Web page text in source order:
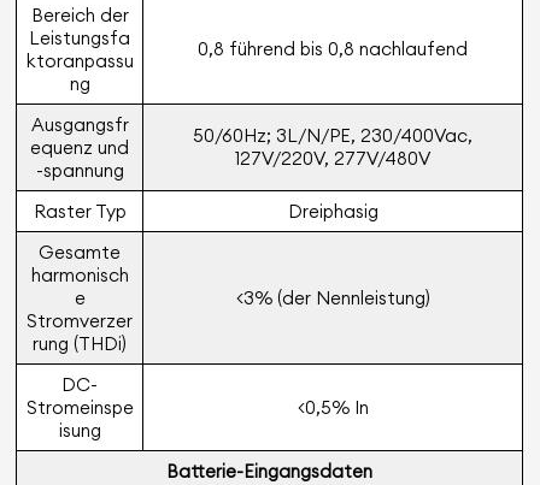
Bereich der
Leistungsfa
ktoranpassu
ng
0,8 führend bis 0,8 nachlaufend
Ausgangsfr
equenz und
-spannung
50/60Hz; 3L/N/PE, 230/400Vac,
127V/220V, 277V/480V
Raster Typ
Dreiphasig
Gesamte
harmonisch
e
Stromverzer
rung (THDi)
<3% (der Nennleistung)
DC-
Stromeinspe
isung
<0,5% In
Batterie-Eingangsdaten